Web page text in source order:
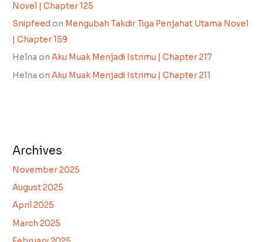
Novel | Chapter 125
Snipfeed on Mengubah Takdir Tiga Penjahat Utama Novel
| Chapter 159
Helna onAku Muak Menjadi Istrimu | Chapter 217
Helna onAku Muak Menjadi Istrimu | Chapter 211
Archives
November 2025
August 2025
April 2025
March 2025